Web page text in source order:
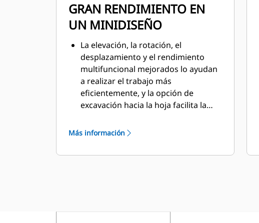
GRAN RENDIMIENTO EN
UN MINIDISEÑO
La elevación, la rotación, el
desplazamiento y el rendimiento
multifuncional mejorados lo ayudan
a realizar el trabajo más
eficientemente, y la opción de
excavación hacia la hoja facilita la
Más información